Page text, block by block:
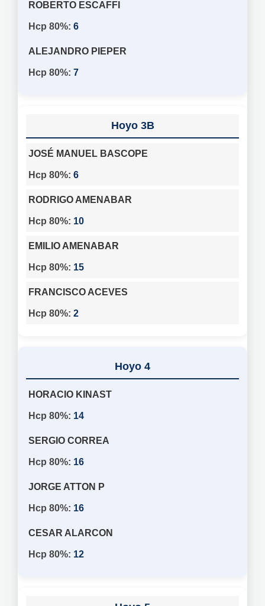
ROBERTO ESCAFFI
6
ALEJANDRO PIEPER
7
3B
JOSÉ MANUEL BASCOPE
6
RODRIGO AMENABAR
10
EMILIO AMENABAR
15
FRANCISCO ACEVES
2
4
HORACIO KINAST
14
SERGIO CORREA
16
JORGE ATTON P
16
CESAR ALARCON
12